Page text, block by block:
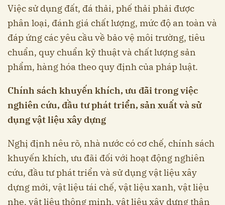
Việc sử dụng đất, đá thải, phế thải phải được
phân loại, đánh giá chất lượng, mức độ an toàn và
đáp ứng các yêu cầu về bảo vệ môi trường, tiêu
chuẩn, quy chuẩn kỹ thuật và chất lượng sản
phẩm, hàng hóa theo quy định của pháp luật.
Chính sách khuyến khích, ưu đãi trong việc
nghiên cứu, đầu tư phát triển, sản xuất và sử
dụng vật liệu xây dựng
Nghị định nêu rõ, nhà nước có cơ chế, chính sách
khuyến khích, ưu đãi đối với hoạt động nghiên
cứu, đầu tư phát triển và sử dụng vật liệu xây
dựng mới, vật liệu tái chế, vật liệu xanh, vật liệu
nhẹ, vật liệu thông minh, vật liệu xây dựng thân